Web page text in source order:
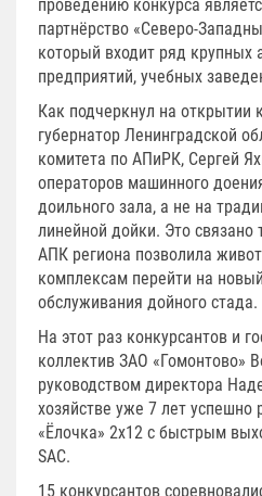
проведению конкурса
партнёрство «Северо-
который входит ряд
предприятий, учебных
Как подчеркнул на открытии
губернатор Ленинградской
комитета по АПиРК, Сергей
операторов машинного
доильного зала, а не на
линейной дойки. Это связано
АПК региона позволила
комплексам перейти на
обслуживания дойного стада.
На этот раз конкурсантов и
коллектив ЗАО «Гомонтово»
руководством директора
хозяйстве уже 7 лет успешно
«Ёлочка» 2х12 с быстрым
SAC.
15 конкурсантов